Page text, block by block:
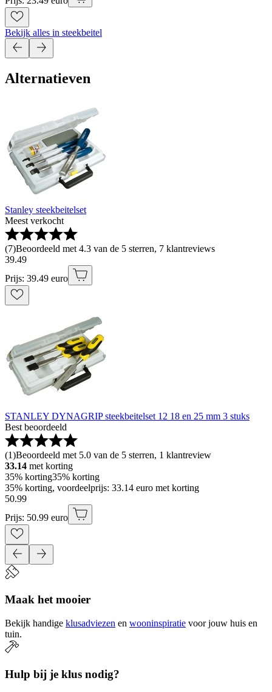
Bekijk alles in steekbeitel
Alternatieven
Stanley steekbeitelset
Meest verkocht
(7)Beoordeeld met 4.3 van de 5 sterren, 7 klantreviews
39.49
Prijs: 39.49 euro
STANLEY DYNAGRIP steekbeitelset 12 18 en 25 mm 3 stuks
Best beoordeeld
(1)Beoordeeld met 5.0 van de 5 sterren, 1 klantreview
33.14 met korting
35% korting35% korting
35% korting, voordeelprijs: 33.14 euro met korting
50.99
Prijs: 50.99 euro
Maak het mooier
Bekijk handige klusadviezen en wooninspiratie voor jouw huis en
tuin.
Hulp bij je klus nodig?